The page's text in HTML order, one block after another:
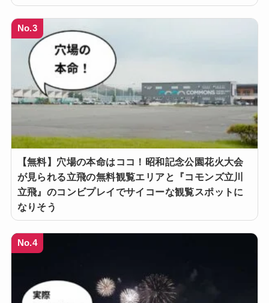
No.3
【無料】穴場の本命はココ！昭和記念公園花火大会
が見られる立飛の無料観覧エリアと『コモンズ立川
立飛』のコンビプレイでサイコーな観覧スポットに
なりそう
No.4